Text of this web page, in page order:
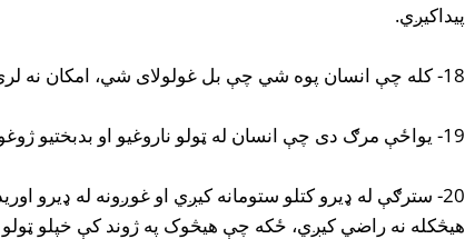
پیداکیږي.
18- کله چې انسان پوه شي چې بل غولولای شي، امکان نه لري چې ترې تېر شي.
19- یواځې مرګ دی چې انسان له ټولو ناروغیو او بدبختیو ژوغوري.
20- سترګې له ډیرو کتلو ستومانه کیږي او غوږونه له ډیرو
هیڅکله نه راضي کیږي، ځکه چې هیڅوک په ژوند کې خپلو ټولو